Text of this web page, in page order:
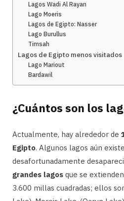
Lagos Wadi Al Rayan
Lago Moeris
Lagos de Egipto: Nasser
Lago Burullus
Timsah
Lagos de Egipto menos visitados
Lago Mariout
Bardawil
¿Cuántos son los
Actualmente, hay alrededor de
Egipto. Algunos lagos aún
desafortunadamente
grandes lagos que se
3.600 millas cuadradas; ellos